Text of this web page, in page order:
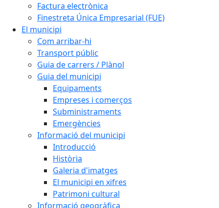
Factura electrònica
Finestreta Única Empresarial (FUE)
El municipi
Com arribar-hi
Transport públic
Guia de carrers / Plànol
Guia del municipi
Equipaments
Empreses i comerços
Subministraments
Emergències
Informació del municipi
Introducció
Història
Galeria d'imatges
El municipi en xifres
Patrimoni cultural
Informació geogràfica